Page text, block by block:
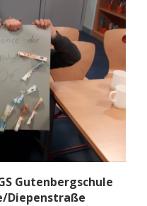
Gutenbergschule
Diepenstraße